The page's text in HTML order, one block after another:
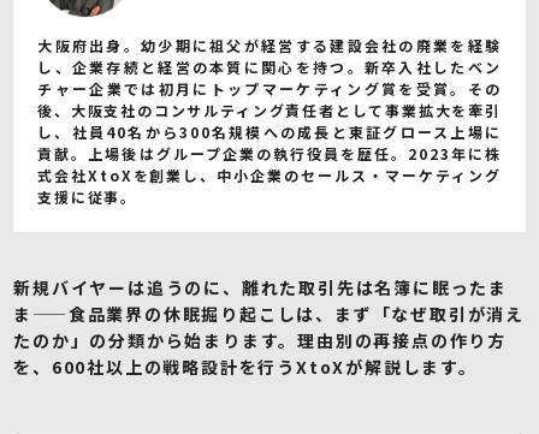
大阪府出身。幼少期に祖父が経営する建設会社の廃業を経験
し、企業存続と経営の本質に関心を持つ。新卒入社したベン
チャー企業では初月にトップマーケティング賞を受賞。その
後、大阪支社のコンサルティング責任者として事業拡大を牽引
し、社員40名から300名規模への成長と東証グロース上場に
貢献。上場後はグループ企業の執行役員を歴任。2023年に株
式会社XtoXを創業し、中小企業のセールス・マーケティング
支援に従事。
新規バイヤーは追うのに、離れた取引先は名簿に眠ったま
ま——食品業界の休眠掘り起こしは、まず「なぜ取引が消え
たのか」の分類から始まります。理由別の再接点の作り方
を、600社以上の戦略設計を行うXtoXが解説します。